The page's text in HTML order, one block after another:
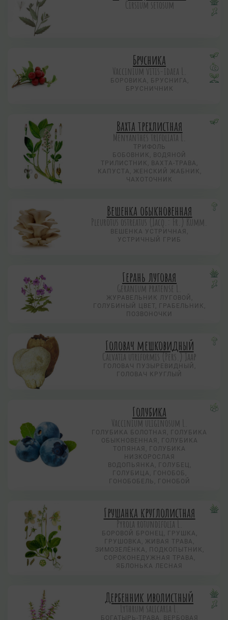
Cirsium setosum
Брусника
Vaccinium vitis-idaea L.
БОРОВИКА, БРУСНИГА,
БРУСНИЧНИК
Вахта трехлистная
Menyanthes trifoliata L.
ТРИФОЛЬ
БОБОВНИК, ВОДЯНОЙ
ТРИЛИСТНИК, ВАХТА-ТРАВА,
КАПУСТА, ЖЕНСКИЙ ЖАБНИК,
ЧАХОТОЧНИК
Вешенка обыкновенная
Pleurotus ostreatus (Jacq.: Fr.) Kumm.
ВЕШЕНКА УСТРИЧНАЯ,
УСТРИЧНЫЙ ГРИБ
Герань луговая
Geranium pratense L.
ЖУРАВЕЛЬНИК ЛУГОВОЙ,
ГОЛУБИНЫЙ ЦВЕТ, ГРАБЕЛЬНИК,
ПОЗВОНОЧКИ
Головач мешковидный
Calvatia utriformis (Pers.) Jaap
ГОЛОВАЧ ПУЗЫРЕВИДНЫЙ,
ГОЛОВАЧ КРУГЛЫЙ
Голубика
Vaccinium uliginosum L.
ГОЛУБИКА БОЛОТНАЯ, ГОЛУБИКА
ОБЫКНОВЕННАЯ, ГОЛУБИКА
ТОПЯНАЯ, ГОЛУБИКА
НИЗКОРОСЛАЯ
ВОДОПЬЯНКА, ГОЛУБЕЦ,
ГОЛУБИЦА, ГОНОБОБ,
ГОНОБОБЕЛЬ, ГОНОБОЙ
Грушанка круглолистная
Pyrola rotundifolia L.
БОРОВОЙ БРОНЕЦ, ГРУШКА,
ГРУШОВКА, ЖИВАЯ ТРАВА,
ЗИМОЗЕЛЁНКА, ПОДКОПЫТНИК,
СОРОКОНЕДУЖНАЯ ТРАВА,
ЯБЛОНЬКА ЛЕСНАЯ
Дербенник иволистный
Lythrum salicaria L.
БОГАТЫРЬ-ТРАВА, ВЕРБОВАЯ